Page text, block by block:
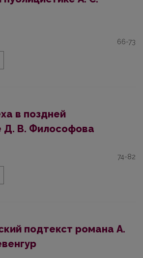
66-73
в поздней
Д. В. Философова
74-82
подтекст романа А.